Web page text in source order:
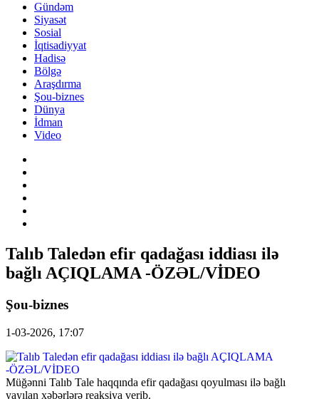
Gündəm
Siyasət
Sosial
İqtisadiyyat
Hadisə
Bölgə
Araşdırma
Şou-biznes
Dünya
İdman
Video
Talıb Taledən efir qadağası iddiası ilə
bağlı AÇIQLAMA -ÖZƏL/VİDEO
Şou-biznes
1-03-2026, 17:07
Müğənni Talıb Tale haqqında efir qadağası qoyulması ilə bağlı
yayılan xəbərlərə reaksiya verib.